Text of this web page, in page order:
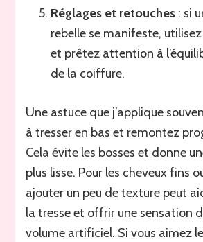
Réglages et retouches : si
rebelle se manifeste,
et prêtez attention à
de la coiffure.
Une astuce que j’applique
à tresser en bas et remontez
Cela évite les bosses et donne
plus lisse. Pour les cheveux fins
ajouter un peu de texture peut
la tresse et offrir une sensation
volume artificiel. Si vous aimez